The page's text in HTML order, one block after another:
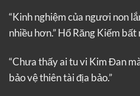
“Kinh nghiệm của ngươi non
nhiều hơn.” Hổ Răng Kiếm
“Chưa thấy ai tu vi Kim Đan
bảo vệ thiên tài địa bảo.”